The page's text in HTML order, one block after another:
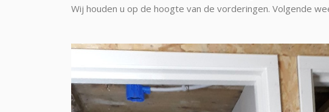
Wij houden u op de hoogte van de vorderingen. Volgende